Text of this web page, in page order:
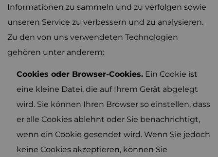
Informationen zu sammeln und zu verfolgen sowie
unseren Service zu verbessern und zu analysieren.
Zu den von uns verwendeten Technologien
gehören unter anderem:
Cookies oder Browser-Cookies. Ein Cookie ist
eine kleine Datei, die auf Ihrem Gerät abgelegt
wird. Sie können Ihren Browser so einstellen, dass
er alle Cookies ablehnt oder Sie benachrichtigt,
wenn ein Cookie gesendet wird. Wenn Sie jedoch
keine Cookies akzeptieren, können Sie